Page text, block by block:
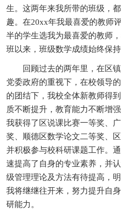
生。这两年来我所带的班级，
趣。在20xx年我最喜爱的教师
半的学生选我为最喜爱的教师
班以来，班级数学成绩始终保
回顾过去的两年里，在区
党委政府的重视下，在校领导
的团结下，我校全体新教师得
质不断提升，教育能力不断增
我获得了区说课比赛一等奖、
奖、顺德区数学论文二等奖、
并积极参与校科研课题工作。
速提高了自身的专业素养，并
级管理理论及方法有待提高，
我将继继往开来，努力提升自
研能力。